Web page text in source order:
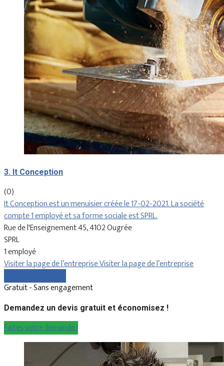
3. It Conception
(0)
It Conception est un menuisier créée le 17-02-2021. La société
compte 1 employé et sa forme sociale est SPRL.
Rue de l'Enseignement 45, 4102 Ougrée
SPRL
1 employé
Visiter la page de l’entrepriseVisiter la page de l’entreprise
Gratuit - Sans engagement
Demandez un devis gratuit et économisez !
Faites votre demande !